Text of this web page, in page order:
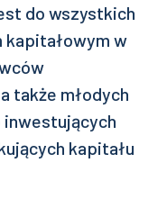
do wszystkich
kapitałowym w
także młodych
kapitału